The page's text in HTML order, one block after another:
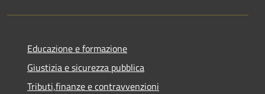
Educazione e formazione
Giustizia e sicurezza pubblica
Tributi,finanze e contravvenzioni